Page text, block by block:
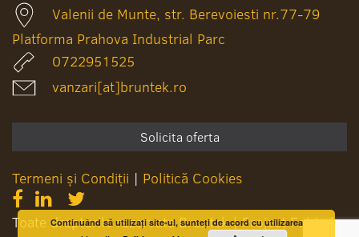
Valenii de Munte, str. Berevoiesti nr.77-79
Platforma Prahova Industrial Parc
0722951525
vanzari[at]bruntek.ro
Solicita oferta
Termeni și Condiții | Politică Cookies
Toate drepturile rezervate Bruntek|Project Folded
Continuând să utilizați site-ul, sunteți de acord cu utilizarea